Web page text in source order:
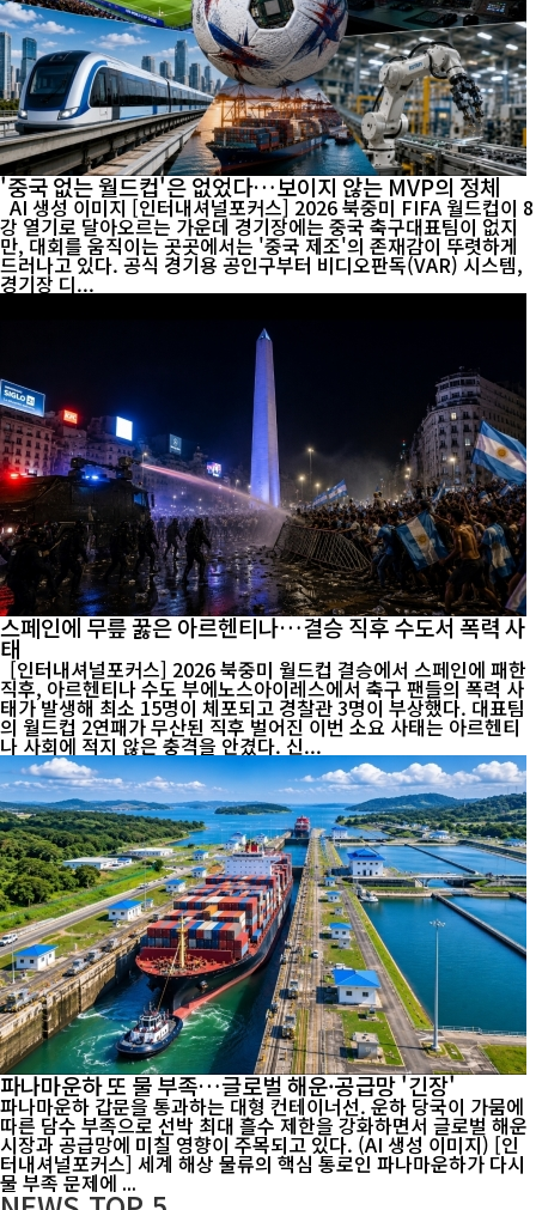
'중국 없는 월드컵'은 없었다…보이지 않는 MVP의 정체
강 열기로 달아오르는 가운데 경기장에는 중국 축구대표팀이 없지
만, 대회를 움직이는 곳곳에서는 '중국 제조'의 존재감이 뚜렷하게
드러나고 있다. 공식 경기용 공인구부터 비디오판독(VAR) 시스템,
경기장 디...
스페인에 무릎 꿇은 아르헨티나…결승 직후 수도서 폭력 사
태
[인터내셔널포커스] 2026 북중미 월드컵 결승에서 스페인에 패한
직후, 아르헨티나 수도 부에노스아이레스에서 축구 팬들의 폭력 사
태가 발생해 최소 15명이 체포되고 경찰관 3명이 부상했다. 대표팀
의 월드컵 2연패가 무산된 직후 벌어진 이번 소요 사태는 아르헨티
나 사회에 적지 않은 충격을 안겼다. 신...
파나마운하 또 물 부족…글로벌 해운·공급망 '긴장'
파나마운하 갑문을 통과하는 대형 컨테이너선. 운하 당국이 가뭄에
따른 담수 부족으로 선박 최대 흘수 제한을 강화하면서 글로벌 해운
시장과 공급망에 미칠 영향이 주목되고 있다. (AI 생성 이미지) [인
터내셔널포커스] 세계 해상 물류의 핵심 통로인 파나마운하가 다시
물 부족 문제에 ...